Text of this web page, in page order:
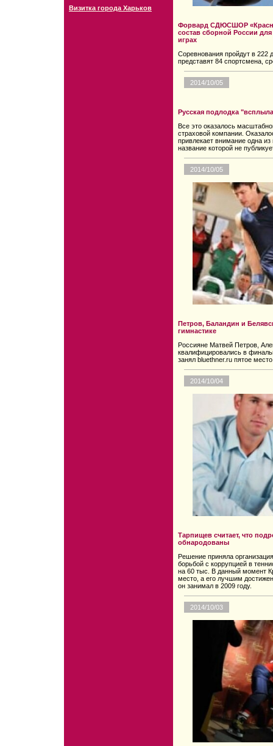
Визитка города Харьков
Форвард СДЮСШОР
состав сборной России
играх
Соревнования пройдут в 222
представят 84 спортсмена,
2014/10/05
Русская подлодка
Все это оказалось
страховой компании.
привлекает внимание одна
название которой не
2014/10/05
Петров, Баландин и
гимнастике
Россияне Матвей Петров,
квалифицировались в
занял bluethner.ru пятое
2014/10/04
Тарпищев считает, что
обнародованы
Решение приняла
борьбой с коррупцией в
на 60 тыс. В данный момент
место, а его лучшим
он занимал в 2009 году.
2014/10/03